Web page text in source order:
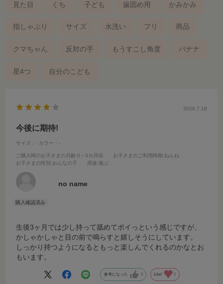
見た目 くち 子ども 歯固め用 かみかみ
指しゃぶり サイズ 水洗い フリ 商品
クマちゃん 反対の手 もうすこし角度 バナナ
星4つ 自分のこども
2026.7.18
今後に期待!
サイズ：- カラー：-
ご購入時のお子さまの月齢:0～3カ月頃 お子さまのご利用時期 :ねんね
お子さまの性別 :おんなの子 用途:遊ぶ
no name
生後3ヶ月では少し持って舐めてポイっという感じですが、
かしゃかしゃと目の前で鳴らすと嬉しそうにしています。
しっかり持つようになるともっと楽しんでくれるのかなとお
もいます。
参考になった 0 Like! 2